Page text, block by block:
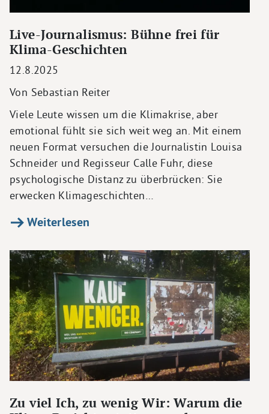
Live-Journalismus: Bühne frei für
Klima-Geschichten
12.8.2025
Von Sebastian Reiter
Viele Leute wissen um die Klimakrise, aber
emotional fühlt sie sich weit weg an. Mit einem
neuen Format versuchen die Journalistin Louisa
Schneider und Regisseur Calle Fuhr, diese
psychologische Distanz zu überbrücken: Sie
erwecken Klimageschichten…
Weiterlesen
Zu viel Ich, zu wenig Wir: Warum die